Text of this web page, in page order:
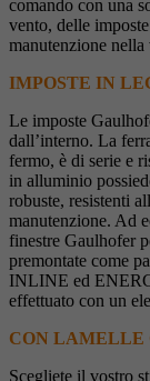
comando con una
vento, delle
manutenzione nella
IMPOSTE IN
Le imposte
dall’interno. La
fermo, è di serie e
in alluminio
robuste, resistenti
manutenzione. Ad
finestre Gaulhofer
premontate come
INLINE ed
effettuato con un
CON LAMELLE
Scegliete il vostro